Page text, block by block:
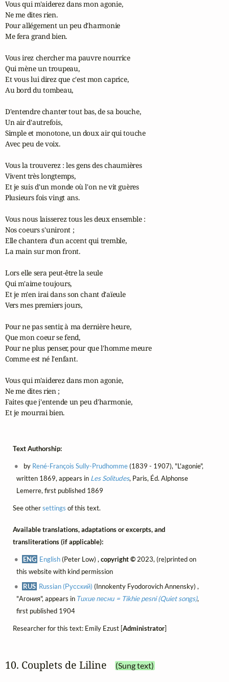
Vous qui m'aiderez dans mon agonie,
Ne me dites rien.
Pour allégement un peu d'harmonie
Me fera grand bien.
Vous irez chercher ma pauvre nourrice
Qui mène un troupeau,
Et vous lui direz que c'est mon caprice,
Au bord du tombeau,
D'entendre chanter tout bas, de sa bouche,
Un air d'autrefois,
Simple et monotone, un doux air qui touche
Avec peu de voix.
Vous la trouverez : les gens des chaumières
Vivent très longtemps,
Et je suis d'un monde où l'on ne vit guères
Plusieurs fois vingt ans.
Vous nous laisserez tous les deux ensemble :
Nos coeurs s'uniront ;
Elle chantera d'un accent qui tremble,
La main sur mon front.
Lors elle sera peut-être la seule
Qui m'aime toujours,
Et je m'en irai dans son chant d'aïeule
Vers mes premiers jours,
Pour ne pas sentir, à ma dernière heure,
Que mon coeur se fend,
Pour ne plus penser, pour que l'homme meure
Comme est né l'enfant.
Vous qui m'aiderez dans mon agonie,
Ne me dites rien ;
Faites que j'entende un peu d'harmonie,
Et je mourrai bien.
Text Authorship:
by René-François Sully-Prudhomme(1839 - 1907), "L'agonie",
written 1869, appears in Les Solitudes, Paris, Éd. Alphonse
Lemerre, first published 1869
See othersettings of this text.
Available translations, adaptations or excerpts, and
transliterations (if applicable):
ENG English(Peter Low) ,copyright ©2023, (re)printed on
this website with kind permission
RUS Russian (Русский) (Innokenty Fyodorovich Annensky) ,
"Агония", appears in Тихие песни = Tikhie pesni (Quiet songs),
first published 1904
Researcher for this text: Emily Ezust [Administrator]
10. Couplets de Liline (Sung text)